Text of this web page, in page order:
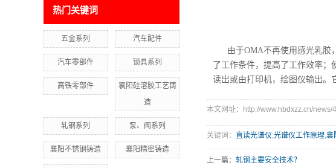
热门关键词
五金系列 汽车配件
汽车零部件 锁具系列
高铁零部件
襄阳硅溶胶工艺铸
造
轧钢系列 泵、阀系列
襄阳不锈钢铸造 襄阳精密铸造
由于OMA不再使用感光乳胶
了工作条件，提高了工作效率
读出或由打印机，绘图仪输出。
本文网址：http://www.hbdxzz.cn/news/
关键词： 直读光谱仪,光谱仪工作原理,襄
上一篇： 轧钢主要安全技术？